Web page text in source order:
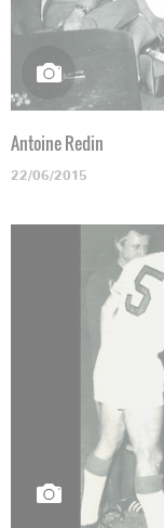
Antoine Redin
22/06/2015